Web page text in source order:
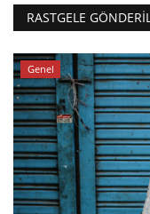
RASTGELE
Genel